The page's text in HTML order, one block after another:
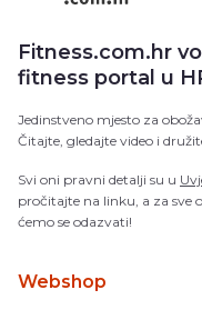
Fitness.com.hr
fitness portal u
Jedinstveno mjesto za
Čitajte, gledajte video i
Svi oni pravni detalji su u
pročitajte na linku, a za sve
ćemo se odazvati!
Webshop